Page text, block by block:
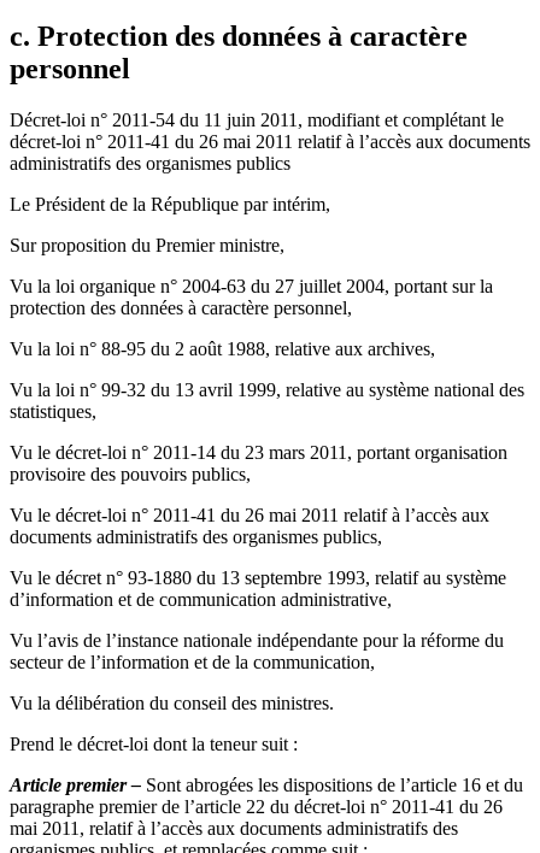
c. Protection des données à caractère
personnel
Décret-loi n° 2011-54 du 11 juin 2011, modifiant et complétant le
décret-loi n° 2011-41 du 26 mai 2011 relatif à l’accès aux documents
administratifs des organismes publics
Le Président de la République par intérim,
Sur proposition du Premier ministre,
Vu la loi organique n° 2004-63 du 27 juillet 2004, portant sur la
protection des données à caractère personnel,
Vu la loi n° 88-95 du 2 août 1988, relative aux archives,
Vu la loi n° 99-32 du 13 avril 1999, relative au système national des
statistiques,
Vu le décret-loi n° 2011-14 du 23 mars 2011, portant organisation
provisoire des pouvoirs publics,
Vu le décret-loi n° 2011-41 du 26 mai 2011 relatif à l’accès aux
documents administratifs des organismes publics,
Vu le décret n° 93-1880 du 13 septembre 1993, relatif au système
d’information et de communication administrative,
Vu l’avis de l’instance nationale indépendante pour la réforme du
secteur de l’information et de la communication,
Vu la délibération du conseil des ministres.
Prend le décret-loi dont la teneur suit :
Article premier – Sont abrogées les dispositions de l’article 16 et du
paragraphe premier de l’article 22 du décret-loi n° 2011-41 du 26
mai 2011, relatif à l’accès aux documents administratifs des